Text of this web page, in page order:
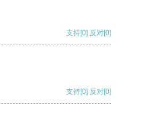
支持[0] 反对[0]
支持[0] 反对[0]